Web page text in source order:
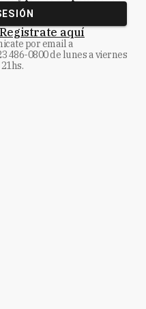
Registrate aquí
por email a
486-0800de lunes a viernes